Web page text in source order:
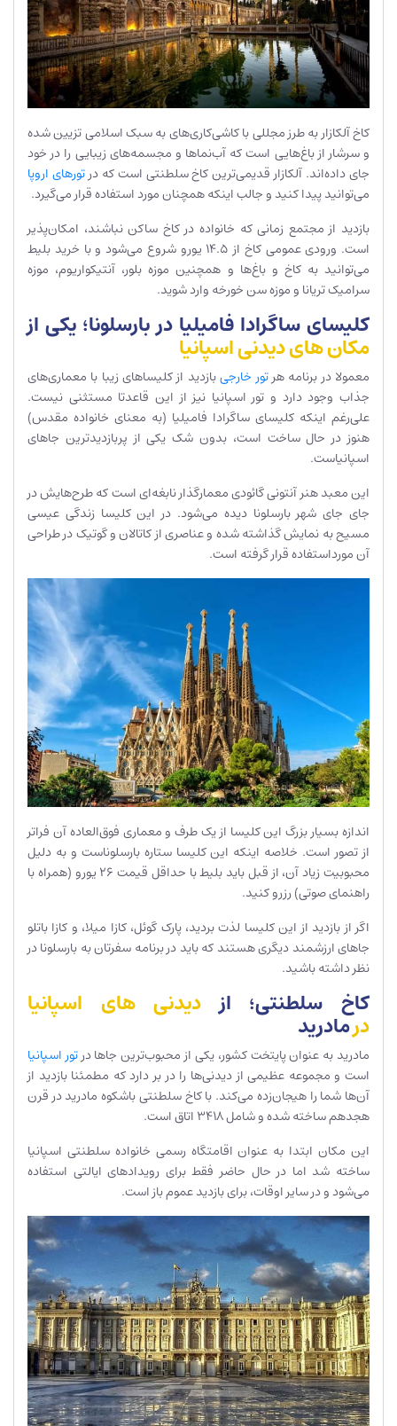
کاخ آلکازار به طرز مجللی با کاشی‌کاری‌های به سبک اسلامی تزیین شده
و سرشار از باغ‌هایی است که آب‌نماها و مجسمه‌های زیبایی را در خود
جای داده‌اند. آلکازار قدیمی‌ترین کاخ سلطنتی است که درتورهای اروپا
می‌توانید پیدا کنید و جالب اینکه همچنان مورد استفاده قرار می‌گیرد.
بازدید از مجتمع زمانی که خانواده در کاخ ساکن نباشند، امکان‌پذیر
است. ورودی عمومی کاخ از 14.5 یورو شروع می‌شود و با خرید بلیط
می‌توانید به کاخ و باغ‌ها و همچنین موزه بلور، آنتیکواریوم، موزه
سرامیک تریانا و موزه سن خورخه وارد شوید.
کلیسای ساگرادا فامیلیا در بارسلونا؛ یکی از
مکان های دیدنی اسپانیا
معمولا در برنامه هرتور خارجیبازدید از کلیساهای زیبا با معماری‌های
جذاب وجود دارد و تور اسپانیا نیز از این قاعدتا مستثنی نیست.
علی‌رغم اینکه کلیسای ساگرادا فامیلیا (به معنای خانواده مقدس)
هنوز در حال ساخت است، بدون شک یکی از پربازدیدترین جاهای
اسپانیاست.
این معبد هنر آنتونی گائودی معمارگذار نابغه‌ای است که طرح‌هایش در
جای جای شهر بارسلونا دیده می‌شود. در این کلیسا زندگی عیسی
مسیح به نمایش گذاشته شده و عناصری از کاتالان‌ و گوتیک در طراحی
آن مورداستفاده قرار گرفته است.
اندازه بسیار بزرگ این کلیسا از یک طرف و معماری فوق‌العاده آن فراتر
از تصور است. خلاصه اینکه این کلیسا ستاره بارسلوناست و به دلیل
محبوبیت زیاد آن، از قبل باید بلیط با حداقل قیمت 26 یورو (همراه با
راهنمای صوتی) رزرو کنید.
اگر از بازدید از این کلیسا لذت بردید، پارک گوئل، کازا میلا، و کازا باتلو
جاهای ارزشمند دیگری هستند که باید در برنامه سفرتان به بارسلونا در
نظر داشته باشید.
کاخ سلطنتی؛ از دیدنی های اسپانیا
درمادرید
مادرید به عنوان پایتخت کشور، یکی از محبوب‌ترین جاها درتور اسپانیا
است و مجموعه عظیمی از دیدنی‌ها را در بر دارد که مطمئنا بازدید از
آن‌ها شما را هیجان‌زده می‌کند. با کاخ سلطنتی باشکوه مادرید در قرن
هجدهم ساخته شده و شامل 3418 اتاق است.
این مکان ابتدا به عنوان اقامتگاه رسمی خانواده سلطنتی اسپانیا
ساخته شد اما در حال حاضر فقط برای رویدادهای ایالتی استفاده
می‌شود و در سایر اوقات، برای بازدید عموم باز است.